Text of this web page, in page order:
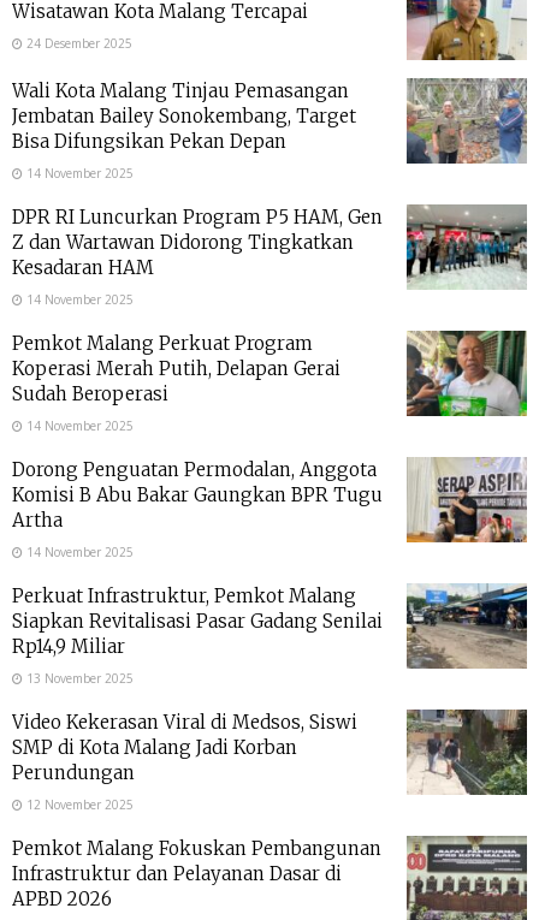
Wisatawan Kota Malang Tercapai
24 Desember 2025
Wali Kota Malang Tinjau Pemasangan
Jembatan Bailey Sonokembang, Target
Bisa Difungsikan Pekan Depan
14 November 2025
DPR RI Luncurkan Program P5 HAM, Gen
Z dan Wartawan Didorong Tingkatkan
Kesadaran HAM
14 November 2025
Pemkot Malang Perkuat Program
Koperasi Merah Putih, Delapan Gerai
Sudah Beroperasi
14 November 2025
Dorong Penguatan Permodalan, Anggota
Komisi B Abu Bakar Gaungkan BPR Tugu
Artha
14 November 2025
Perkuat Infrastruktur, Pemkot Malang
Siapkan Revitalisasi Pasar Gadang Senilai
Rp14,9 Miliar
13 November 2025
Video Kekerasan Viral di Medsos, Siswi
SMP di Kota Malang Jadi Korban
Perundungan
12 November 2025
Pemkot Malang Fokuskan Pembangunan
Infrastruktur dan Pelayanan Dasar di
APBD 2026